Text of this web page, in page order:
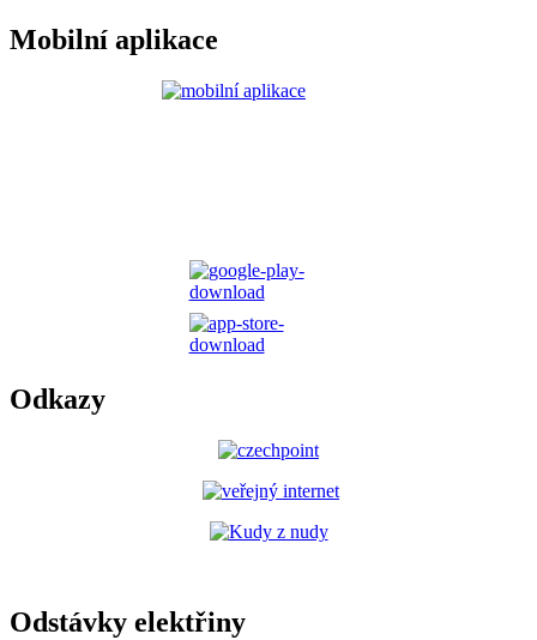
Mobilní aplikace
Odkazy
Odstávky elektřiny